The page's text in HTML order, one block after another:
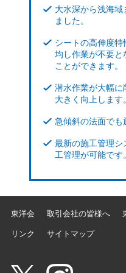
大水深から浅海域
ました。
シートの高伸度
均し作業が不要と
ことができます。
潜水作業が大幅に
大きく向上します。
急傾斜の法面でも
最新の施工管理シ
工管理が可能です。
東洋会 取引会社の皆様へ
リンク サイトマップ